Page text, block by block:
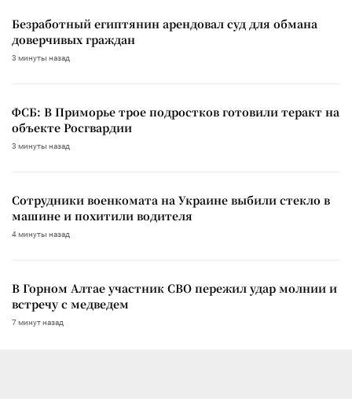
Безработный египтянин арендовал суд для обмана
доверчивых граждан
3 минуты назад
ФСБ: В Приморье трое подростков готовили теракт на
объекте Росгвардии
3 минуты назад
Сотрудники военкомата на Украине выбили стекло в
машине и похитили водителя
4 минуты назад
В Горном Алтае участник СВО пережил удар молнии и
встречу с медведем
7 минут назад